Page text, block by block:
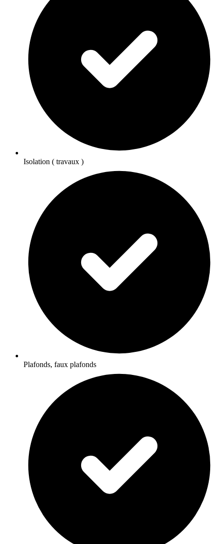
Isolation ( travaux )
Plafonds, faux plafonds